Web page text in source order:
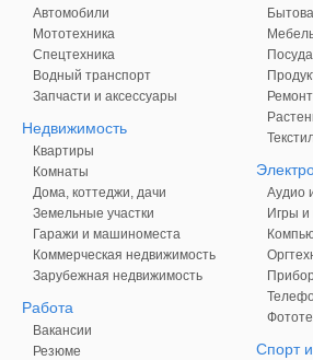
Автомобили
Мототехника
Спецтехника
Водный транспорт
Запчасти и аксессуары
Недвижимость
Квартиры
Комнаты
Дома, коттеджи, дачи
Земельные участки
Гаражи и машиноместа
Коммерческая недвижимость
Зарубежная недвижимость
Работа
Вакансии
Резюме
Аудио
Игры и
Спорт